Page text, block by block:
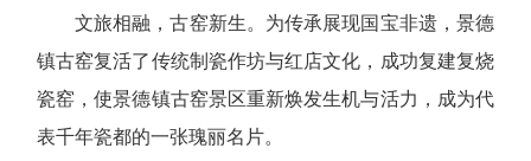
文旅相融，古窑新生。为传承展现国宝非遗，景德
镇古窑复活了传统制瓷作坊与红店文化，成功复建复烧
瓷窑，使景德镇古窑景区重新焕发生机与活力，成为代
表千年瓷都的一张瑰丽名片。